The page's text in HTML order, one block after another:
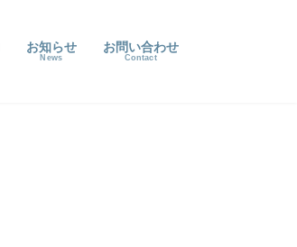
お知らせ お問い合わせ